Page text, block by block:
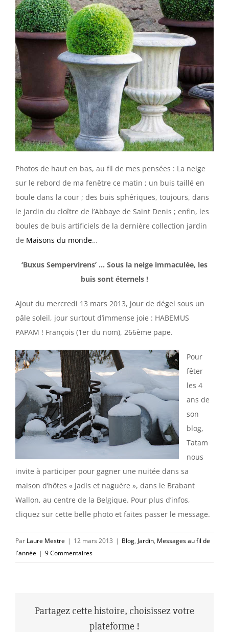
Photos de haut en bas, au fil de mes pensées : La neige
sur le rebord de ma fenêtre ce matin ; un buis taillé en
boule dans la cour ; des buis sphériques, toujours, dans
le jardin du cloître de l’Abbaye de Saint Denis ; enfin, les
boules de buis artificiels de la dernière collection jardin
de Maisons du monde…
‘Buxus Sempervirens’ … Sous la neige immaculée, les
buis sont éternels !
Ajout du mercredi 13 mars 2013, jour de dégel sous un
pâle soleil, jour surtout d’immense joie : HABEMUS
PAPAM ! François (1er du nom), 266ème pape.
Pour
fêter
les 4
ans de
son
blog,
Tatam
nous
invite à participer pour gagner une nuitée dans sa
maison d’hôtes « Jadis et naguère », dans le Brabant
Wallon, au centre de la Belgique. Pour plus d’infos,
cliquez sur cette belle photo et faites passer le message.
Par Laure Mestre | 12 mars 2013 | Blog, Jardin, Messages au fil de
l'année | 9 Commentaires
Partagez cette histoire, choisissez votre
plateforme !